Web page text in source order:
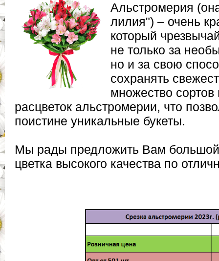
Альстромерия
лилия") – очень
который
не только за
но и за свою
сохранять
множество
расцветок альстромерии, что
поистине уникальные букеты.
Мы рады предложить Вам большой
цветка высокого качества по